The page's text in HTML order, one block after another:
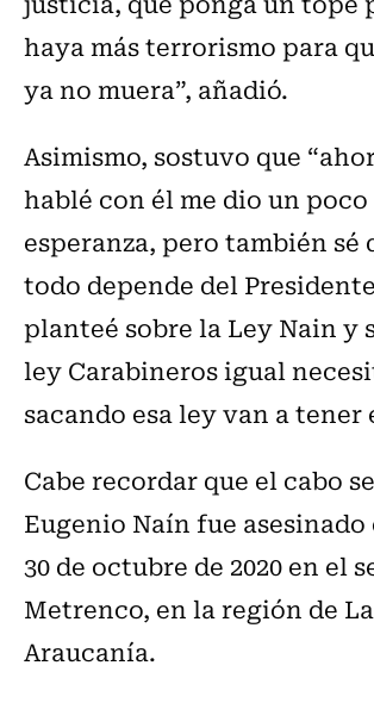
haya más terrorismo para
ya no muera”, añadió.
Asimismo, sostuvo que
hablé con él me dio un poco
esperanza, pero también sé
todo depende del
planteé sobre la Ley Nain y
ley Carabineros igual
sacando esa ley van a tener
Cabe recordar que el cabo
Eugenio Naín fue asesinado
30 de octubre de 2020 en el
Metrenco, en la región de La
Araucanía.